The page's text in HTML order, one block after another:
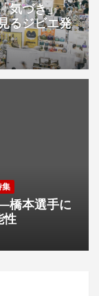
気づき」
るジビエ発
集
橋本選手に
性